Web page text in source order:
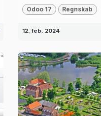
Odoo 17 Regnskab
12. feb. 2024